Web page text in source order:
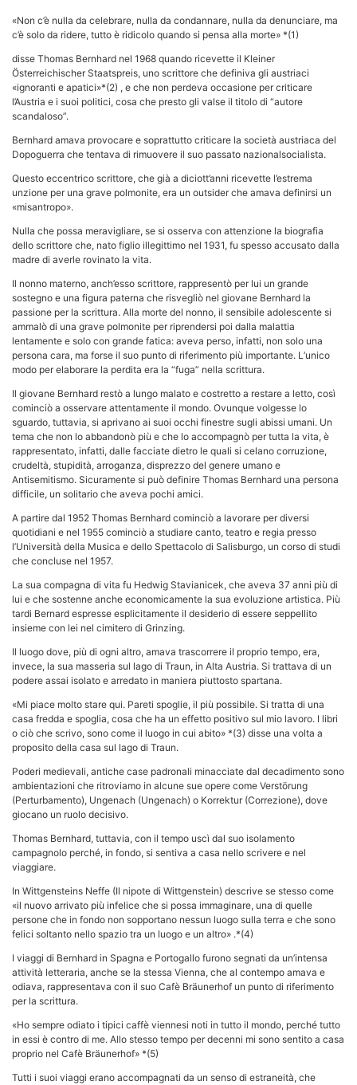
«Non c’è nulla da celebrare, nulla da condannare, nulla da denunciare, ma
c’è solo da ridere, tutto è ridicolo quando si pensa alla morte» *(1)
disse Thomas Bernhard nel 1968 quando ricevette il Kleiner
Österreichischer Staatspreis, uno scrittore che definiva gli austriaci
«ignoranti e apatici»*(2) , e che non perdeva occasione per criticare
l’Austria e i suoi politici, cosa che presto gli valse il titolo di “autore
scandaloso”.
Bernhard amava provocare e soprattutto criticare la società austriaca del
Dopoguerra che tentava di rimuovere il suo passato nazionalsocialista.
Questo eccentrico scrittore, che già a diciott’anni ricevette l’estrema
unzione per una grave polmonite, era un outsider che amava definirsi un
«misantropo».
Nulla che possa meravigliare, se si osserva con attenzione la biografia
dello scrittore che, nato figlio illegittimo nel 1931, fu spesso accusato dalla
madre di averle rovinato la vita.
Il nonno materno, anch’esso scrittore, rappresentò per lui un grande
sostegno e una figura paterna che risvegliò nel giovane Bernhard la
passione per la scrittura. Alla morte del nonno, il sensibile adolescente si
ammalò di una grave polmonite per riprendersi poi dalla malattia
lentamente e solo con grande fatica: aveva perso, infatti, non solo una
persona cara, ma forse il suo punto di riferimento più importante. L’unico
modo per elaborare la perdita era la “fuga” nella scrittura.
Il giovane Bernhard restò a lungo malato e costretto a restare a letto, così
cominciò a osservare attentamente il mondo. Ovunque volgesse lo
sguardo, tuttavia, si aprivano ai suoi occhi finestre sugli abissi umani. Un
tema che non lo abbandonò più e che lo accompagnò per tutta la vita, è
rappresentato, infatti, dalle facciate dietro le quali si celano corruzione,
crudeltà, stupidità, arroganza, disprezzo del genere umano e
Antisemitismo. Sicuramente si può definire Thomas Bernhard una persona
difficile, un solitario che aveva pochi amici.
A partire dal 1952 Thomas Bernhard cominciò a lavorare per diversi
quotidiani e nel 1955 cominciò a studiare canto, teatro e regia presso
l’Università della Musica e dello Spettacolo di Salisburgo, un corso di studi
che concluse nel 1957.
La sua compagna di vita fu Hedwig Stavianicek, che aveva 37 anni più di
lui e che sostenne anche economicamente la sua evoluzione artistica. Più
tardi Bernard espresse esplicitamente il desiderio di essere seppellito
insieme con lei nel cimitero di Grinzing.
Il luogo dove, più di ogni altro, amava trascorrere il proprio tempo, era,
invece, la sua masseria sul lago di Traun, in Alta Austria. Si trattava di un
podere assai isolato e arredato in maniera piuttosto spartana.
«Mi piace molto stare qui. Pareti spoglie, il più possibile. Si tratta di una
casa fredda e spoglia, cosa che ha un effetto positivo sul mio lavoro. I libri
o ciò che scrivo, sono come il luogo in cui abito» *(3) disse una volta a
proposito della casa sul lago di Traun.
Poderi medievali, antiche case padronali minacciate dal decadimento sono
ambientazioni che ritroviamo in alcune sue opere come Verstörung
(Perturbamento), Ungenach (Ungenach) o Korrektur (Correzione), dove
giocano un ruolo decisivo.
Thomas Bernhard, tuttavia, con il tempo uscì dal suo isolamento
campagnolo perché, in fondo, si sentiva a casa nello scrivere e nel
viaggiare.
In Wittgensteins Neffe (Il nipote di Wittgenstein) descrive se stesso come
«il nuovo arrivato più infelice che si possa immaginare, una di quelle
persone che in fondo non sopportano nessun luogo sulla terra e che sono
felici soltanto nello spazio tra un luogo e un altro» .*(4)
I viaggi di Bernhard in Spagna e Portogallo furono segnati da un’intensa
attività letteraria, anche se la stessa Vienna, che al contempo amava e
odiava, rappresentava con il suo Cafè Bräunerhof un punto di riferimento
per la scrittura.
«Ho sempre odiato i tipici caffè viennesi noti in tutto il mondo, perché tutto
in essi è contro di me. Allo stesso tempo per decenni mi sono sentito a casa
proprio nel Cafè Bräunerhof» *(5)
Tutti i suoi viaggi erano accompagnati da un senso di estraneità, che